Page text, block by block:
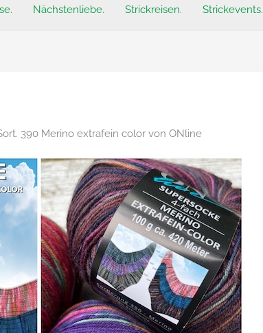
Nächstenliebe. Strickreisen. Strickevents.
390 Merino extrafein color von ONline